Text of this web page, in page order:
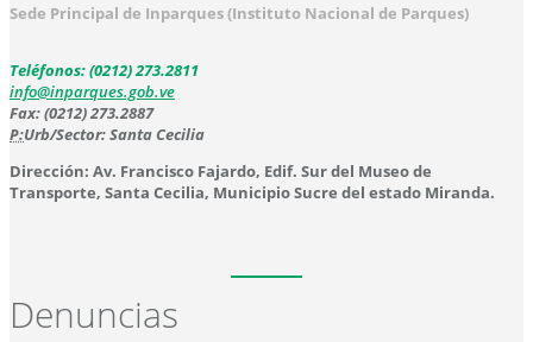
Sede Principal de Inparques (Instituto Nacional de Parques)
Teléfonos: (0212) 273.2811
info@inparques.gob.ve
Fax: (0212) 273.2887
P:Urb/Sector: Santa Cecilia
Dirección: Av. Francisco Fajardo, Edif. Sur del Museo de
Transporte, Santa Cecilia, Municipio Sucre del estado Miranda.
Denuncias